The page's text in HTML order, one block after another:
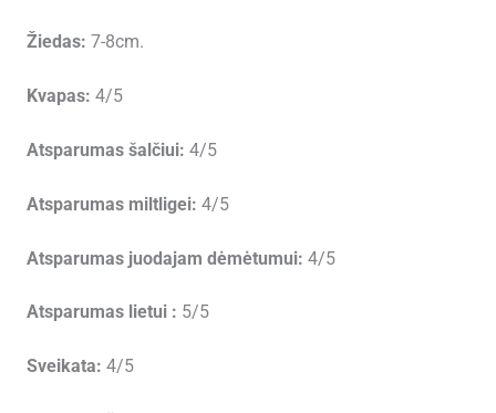
Žiedas: 7-8cm.
Kvapas: 4/5
Atsparumas šalčiui: 4/5
Atsparumas miltligei: 4/5
Atsparumas juodajam dėmėtumui: 4/5
Atsparumas lietui : 5/5
Sveikata: 4/5